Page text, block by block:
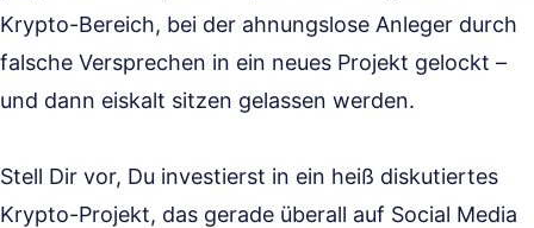
Krypto-Bereich, bei der ahnungslose Anleger durch
falsche Versprechen in ein neues Projekt gelockt –
und dann eiskalt sitzen gelassen werden.
Stell Dir vor, Du investierst in ein heiß diskutiertes
Krypto-Projekt, das gerade überall auf Social Media